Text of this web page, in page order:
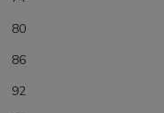
80
86
92